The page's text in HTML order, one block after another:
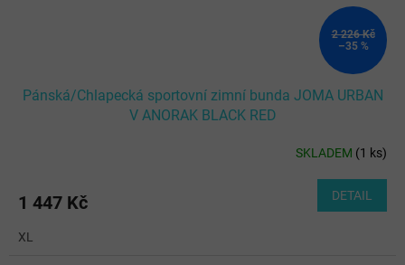
2 226 Kč
–35 %
Pánská/Chlapecká sportovní zimní bunda JOMA URBAN
V ANORAK BLACK RED
SKLADEM (1 ks)
1 447 Kč DETAIL
XL